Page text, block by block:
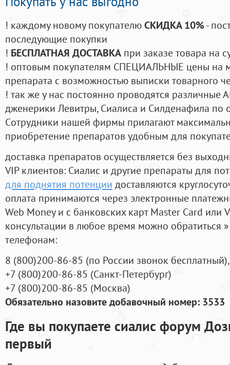
! каждому новому покупателюСКИДКА 10%-
последующие покупки
! БЕСПЛАТНАЯ ДОСТАВКА при заказе товара на
! оптовым покупателям СПЕЦИАЛЬНЫЕ цены на
препарата с возможностью выписки товарного
! так же у нас постоянно проводятся
дженерики Левитры, Сиалиса и Силденафила по
Cотрудники нашей фирмы прилагают
приобретение препаратов удобным для
доставка препаратов осуществляется без
VIP клиентов: Сиалис и другие препараты для
для поднятия потенции доставляются
оплата принимаются через электронные
Web Money и с банковских карт Master Card или
консультации в любое время можно обратиться
телефонам:
8 (800)200-86-85 (по России звонок бесплатный),
+7 (800)200-86-85 (Санкт-Петербург)
+7 (800)200-86-85 (Москва)
Обязательно назовите добавочный номер: 3533
Где вы покупаете сиалис форум
первый